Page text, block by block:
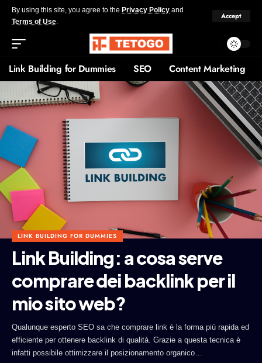
By using this site, you agree to the Privacy Policy and
Terms of Use.
Accept
Link Building for Dummies SEO Content Marketing
LINK BUILDING FOR DUMMIES
Link Building: a cosa serve
comprare dei backlink per il
mio sito web?
Qualunque esperto SEO sa che comprare link è la forma più rapida ed
efficiente per ottenere backlink di qualità. Grazie a questa tecnica è
infatti possibile ottimizzare il posizionamento organico…